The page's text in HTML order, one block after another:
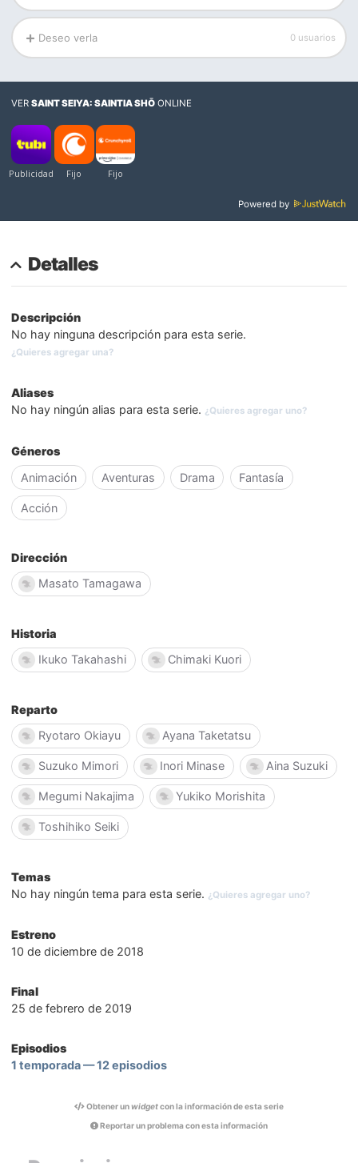
Deseo verla 0 usuarios
VERSAINT SEIYA: SAINTIA SHŌ ONLINE
Powered by
Detalles
Descripción
No hay ninguna descripción para esta serie.
¿Quieres agregar una?
Aliases
No hay ningún alias para esta serie. ¿Quieres agregar uno?
Géneros
Animación
Aventuras Drama Fantasía
Acción
Dirección
Masato Tamagawa
Historia
Ikuko Takahashi
Chimaki Kuori
Reparto
Ryotaro Okiayu
Ayana Taketatsu
Suzuko Mimori Inori Minase Aina Suzuki
Megumi Nakajima Yukiko Morishita
Toshihiko Seiki
Temas
No hay ningún tema para esta serie. ¿Quieres agregar uno?
Estreno
10 de diciembre de 2018
Final
25 de febrero de 2019
Episodios
1 temporada — 12 episodios
Obtener unwidgetcon la información de esta serie
Reportar un problema con esta información